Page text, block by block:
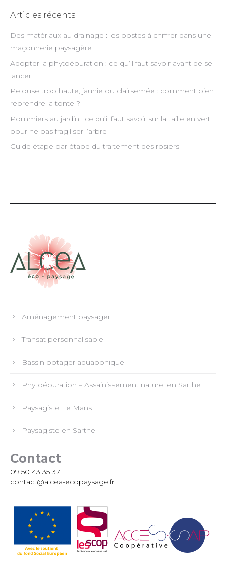
Articles récents
Des matériaux au drainage : les postes à chiffrer dans une
maçonnerie paysagère
Adopter la phytoépuration : ce qu’il faut savoir avant de se
lancer
Pelouse trop haute, jaunie ou clairsemée : comment bien
reprendre la tonte ?
Pommiers au jardin : ce qu’il faut savoir sur la taille en vert
pour ne pas fragiliser l’arbre
Guide étape par étape du traitement des rosiers
Aménagement paysager
Transat personnalisable
Bassin potager aquaponique
Phytoépuration – Assainissement naturel en Sarthe
Paysagiste Le Mans
Paysagiste en Sarthe
Contact
09 50 43 35 37
contact@alcea-ecopaysage.fr